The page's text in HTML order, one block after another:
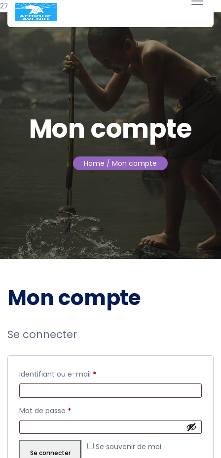
27 janvier 2026
Mon compte
Home / Mon compte
Mon compte
Se connecter
Identifiant ou e-mail *
Mot de passe *
Se souvenir de moi
Se connecter